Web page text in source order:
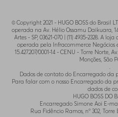
© Copyright 2021 - HUGO BOSS do Brasil
operada na Av. Hélio Ossamu Daikuara,
Artes - SP, 03621-070 | (11) 4935-2328. A
operada pela Infracommerce Negócios
15.427.207/0001-14 - CENU - Torre Norte,
Monções, São
.
Dados de contato do Encarregado da
Para falar com o nosso Encarregado da
dados de
HUGO BOSS DO
Encarregado Simone Aoi E-
Rua Fidêncio Ramos, n° 302, Torre